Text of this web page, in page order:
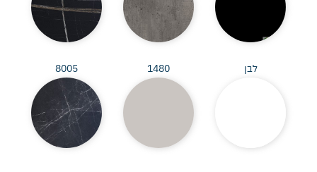
לבן 1480
8005